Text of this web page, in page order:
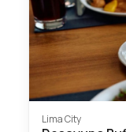
Lima City